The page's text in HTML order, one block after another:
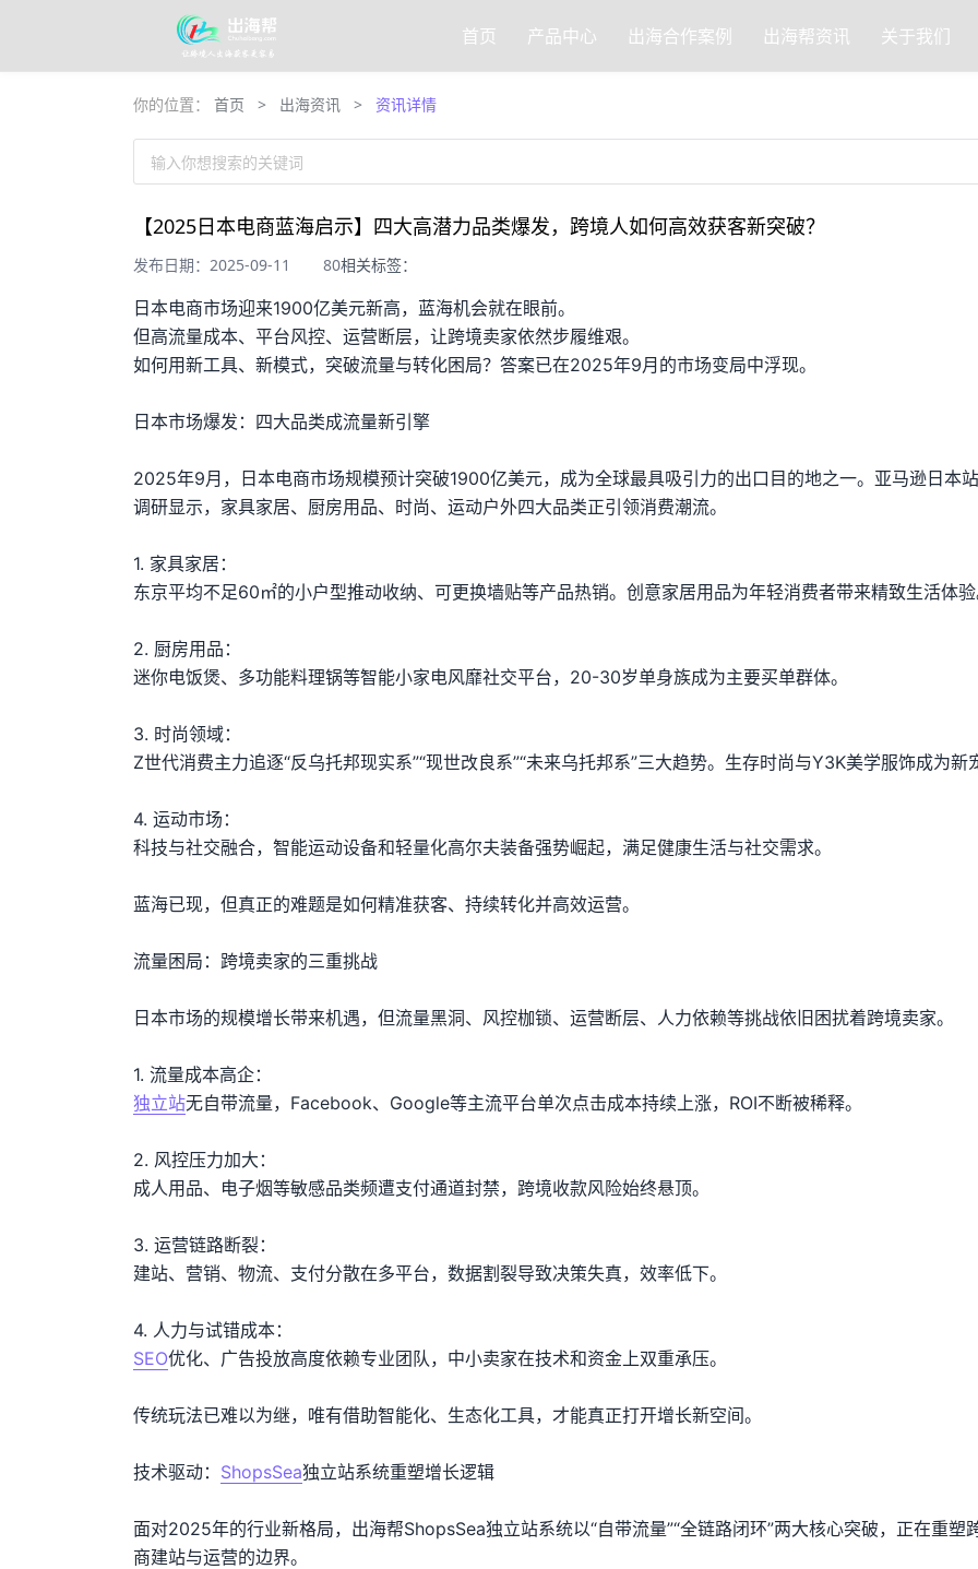
首页 产品中心 出海合作案例 出海帮资讯 关于我们
你的位置： 首页 > 出海资讯 > 资讯详情
输入你想搜索的关键词
【2025日本电商蓝海启示】四大高潜力品类爆发，跨境人如何高效获客新突破？
发布日期：2025-09-11 80相关标签：
日本电商市场迎来1900亿美元新高，蓝海机会就在眼前。
但高流量成本、平台风控、运营断层，让跨境卖家依然步履维艰。
如何用新工具、新模式，突破流量与转化困局？答案已在2025年9月的市场变局中浮现。
日本市场爆发：四大品类成流量新引擎
2025年9月，日本电商市场规模预计突破1900亿美元，成为全球最具吸引力的出口目的地之一。亚马逊日本
调研显示，家具家居、厨房用品、时尚、运动户外四大品类正引领消费潮流。
1. 家具家居：
东京平均不足60㎡的小户型推动收纳、可更换墙贴等产品热销。创意家居用品为年轻消费者带来精致生活体
2. 厨房用品：
迷你电饭煲、多功能料理锅等智能小家电风靡社交平台，20-30岁单身族成为主要买单群体。
3. 时尚领域：
Z世代消费主力追逐“反乌托邦现实系”“现世改良系”“未来乌托邦系”三大趋势。生存时尚与Y3K美学服饰成为新
4. 运动市场：
科技与社交融合，智能运动设备和轻量化高尔夫装备强势崛起，满足健康生活与社交需求。
蓝海已现，但真正的难题是如何精准获客、持续转化并高效运营。
流量困局：跨境卖家的三重挑战
日本市场的规模增长带来机遇，但流量黑洞、风控枷锁、运营断层、人力依赖等挑战依旧困扰着跨境卖家。
独立站无自带流量，Facebook、Google等主流平台单次点击成本持续上涨，ROI不断被稀释。
2. 风控压力加大：
成人用品、电子烟等敏感品类频遭支付通道封禁，跨境收款风险始终悬顶。
3. 运营链路断裂：
建站、营销、物流、支付分散在多平台，数据割裂导致决策失真，效率低下。
SEO优化、广告投放高度依赖专业团队，中小卖家在技术和资金上双重承压。
传统玩法已难以为继，唯有借助智能化、生态化工具，才能真正打开增长新空间。
技术驱动： ShopsSea独立站系统重塑增长逻辑
面对2025年的行业新格局，出海帮ShopsSea独立站系统以“自带流量”“全链路闭环”两大核心突破，正在重塑
商建站与运营的边界。